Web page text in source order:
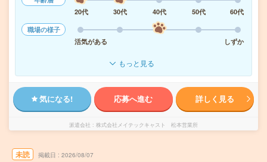
20代
30代 40代 50代
60代
職場の様子
活気がある
しずか
もっと見る
気になる! 応募へ進む 詳しく見る
派遣会社 株式会社メイテックキャスト 松本営業所
未読 掲載日 2026/08/07